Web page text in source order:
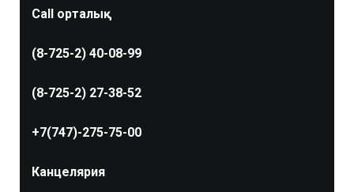
Call орталық
(8-725-2) 40-08-99
(8-725-2) 27-38-52
+7(747)-275-75-00
Канцелярия